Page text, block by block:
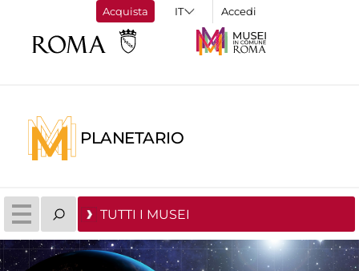
Acquista Accedi
PLANETARIO
TUTTI I MUSEI